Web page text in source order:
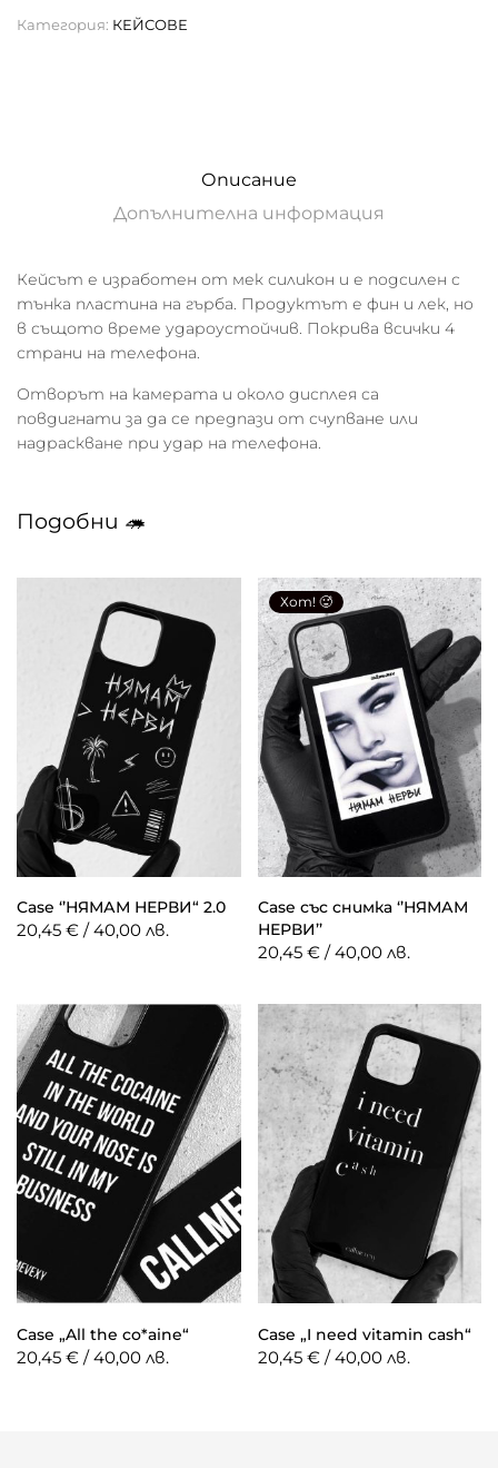
Категория: КЕЙСОВЕ
Описание
Допълнителна информация
Кейсът е изработен от мек силикон и е подсилен с
тънка пластина на гърба. Продуктът е фин и лек, но
в същото време удароустойчив. Покрива всички 4
страни на телефона.
Отворът на камерата и около дисплея са
повдигнати за да се предпази от счупване или
надраскване при удар на телефона.
Подобни 🦔
Case ‘’НЯМАМ НЕРВИ“ 2.0
20,45 € / 40,00 лв.
Хот! 🥵
Case със снимка ‘’НЯМАМ
НЕРВИ’’
20,45 € / 40,00 лв.
Case „All the co*aine“
20,45 € / 40,00 лв.
Case „I need vitamin cash“
20,45 € / 40,00 лв.